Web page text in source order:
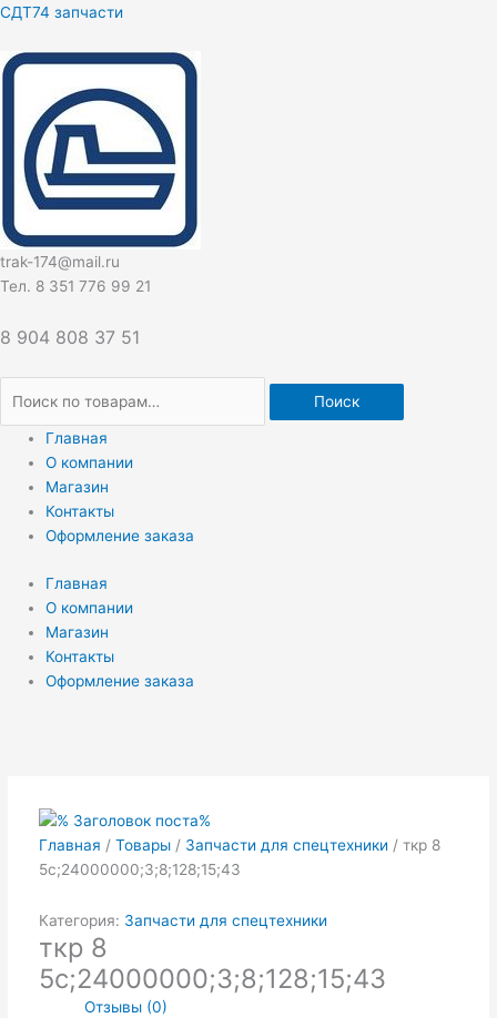
Перейти
содержимому
СДТ74 запчасти
trak-174@mail.ru
Тел. 8 351 776 99 21
8 904 808 37 51
Искать:
Поиск
Главная
О компании
Магазин
Контакты
Оформление заказа
Главная
О компании
Магазин
Контакты
Оформление заказа
Главная / Товары/ Запчасти для спецтехники / ткр 8
5с;24000000;3;8;128;15;43
Категория: Запчасти для спецтехники
ткр 8
5с;24000000;3;8;128;15;43
Отзывы (0)